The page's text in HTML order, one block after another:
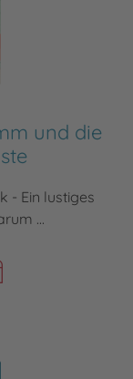
und die
- Ein lustiges
...